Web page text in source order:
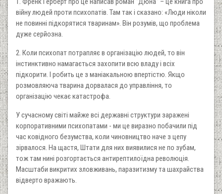
війну людей проти психопатів. Там так і сказано: «Люди ніколи
не повинні підкорятися тваринам». Він розумів, що проблема
дуже серйозна.
2. Коли психопат потрапляє в організацію людей, то він
інстинктивно намагається захопити всю владу і всіх
підкорити. І робить це з маніакальною впертістю. Якщо
розмовляюча тварина дорвалася до управління, то
організацію чекає катастрофа.
У сучасному світі майже всі державні структури заражені
корпоративними психопатами - ми це виразно побачили під
час ковідного безумства, коли чиновництво наче з цепу
зірвалося. На щастя, Штати для них виявилися не по зубам,
тож там нині розгортається антирептилоїдна революція.
Масштаби викритих зловживань, паразитизму та шахрайства
відверто вражають.